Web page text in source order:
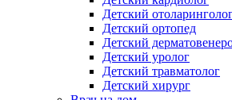
Детский
Детский ортопед
Детский
Детский уролог
Детский травматолог
Детский хирург